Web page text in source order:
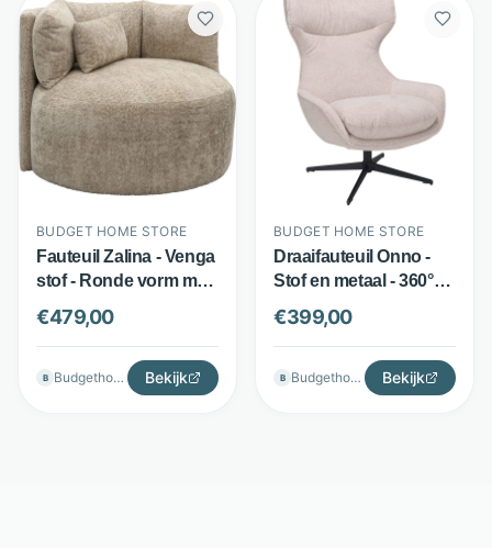
BUDGET HOME STORE
Fauteuil Zalina - Venga
stof - Ronde vorm met
diepe zit - Bruin -
Budget Home Store
€479,00
B Budgethomestore Bekijk
BUDGET HOME STORE
Draaifauteuil Onno -
Stof en metaal - 360°
draaibaar - Beige -
Budget Home Store
€399,00
B Budgethomestore Bekijk